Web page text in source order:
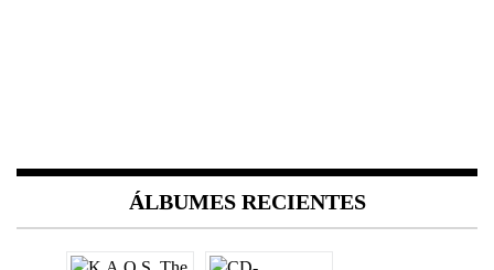
ÁLBUMES RECIENTES